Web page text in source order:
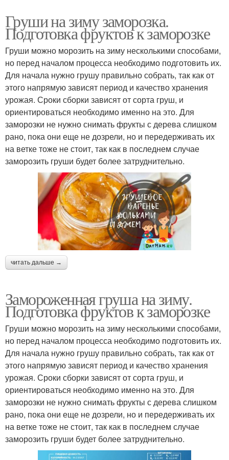
Груши на зиму заморозка.
Подготовка фруктов к заморозке
Груши можно морозить на зиму несколькими способами,
но перед началом процесса необходимо подготовить их.
Для начала нужно грушу правильно собрать, так как от
этого напрямую зависят период и качество хранения
урожая. Сроки сборки зависят от сорта груш, и
ориентироваться необходимо именно на это. Для
заморозки не нужно снимать фрукты с дерева слишком
рано, пока они еще не дозрели, но и передерживать их
на ветке тоже не стоит, так как в последнем случае
заморозить груши будет более затруднительно.
читать дальше →
Замороженная груша на зиму.
Подготовка фруктов к заморозке
Груши можно морозить на зиму несколькими способами,
но перед началом процесса необходимо подготовить их.
Для начала нужно грушу правильно собрать, так как от
этого напрямую зависят период и качество хранения
урожая. Сроки сборки зависят от сорта груш, и
ориентироваться необходимо именно на это. Для
заморозки не нужно снимать фрукты с дерева слишком
рано, пока они еще не дозрели, но и передерживать их
на ветке тоже не стоит, так как в последнем случае
заморозить груши будет более затруднительно.